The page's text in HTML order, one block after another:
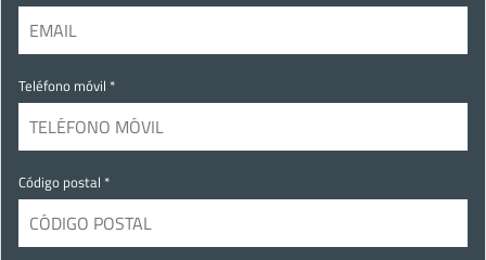
Teléfono móvil *
Código postal *